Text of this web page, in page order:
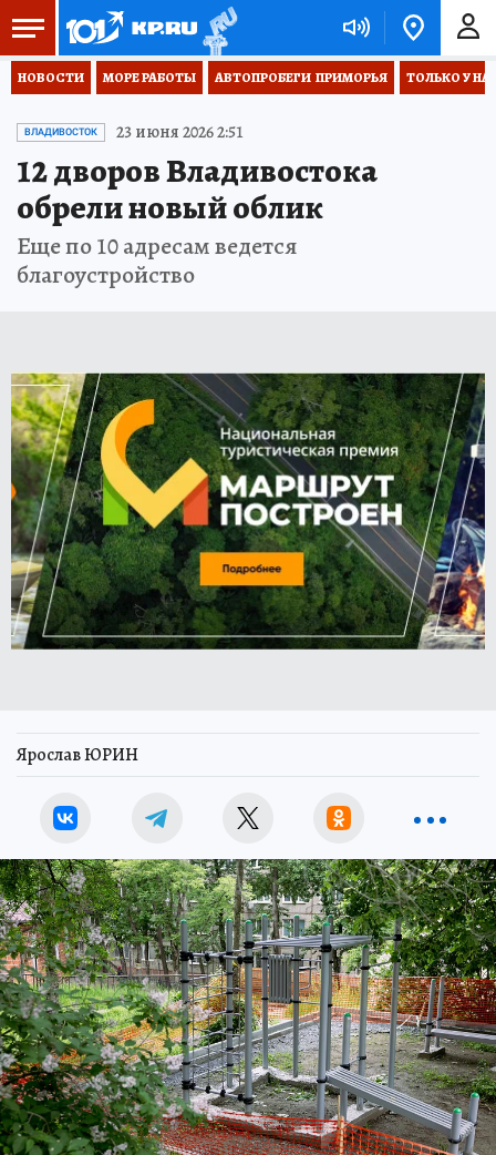
НОВОСТИ МОРЕ РАБОТЫ АВТОПРОБЕГИ  ПРИМОРЬЯ ТОЛЬКО У
ВЛАДИВОСТОК 23 июня 2026 2:51
12 дворов Владивостока
обрели новый облик
Еще по 10 адресам ведется
благоустройство
Ярослав ЮРИН